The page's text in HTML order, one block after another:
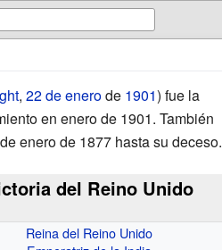
, 22 de enerode 1901) fue la
en enero de 1901. También
enero de 1877 hasta su deceso.
del Reino Unido
Reina del Reino Unido